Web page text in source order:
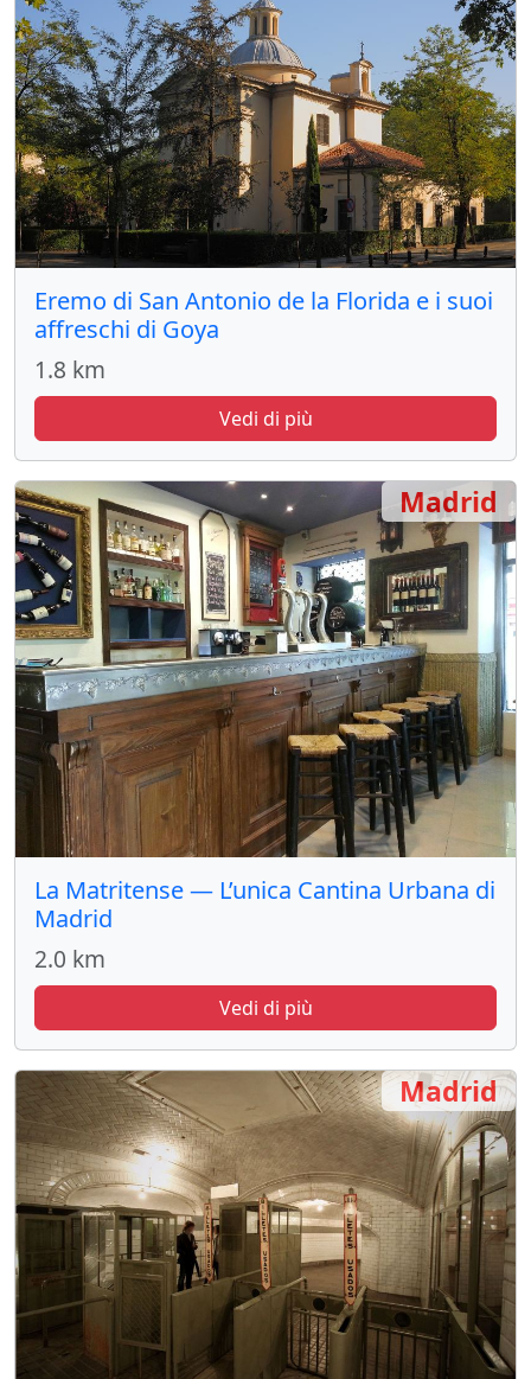
Eremo di San Antonio de la Florida e i suoi
affreschi di Goya
1.8 km
Vedi di più
La Matritense — L’unica Cantina Urbana di
Madrid
2.0 km
Vedi di più
Madrid
Madrid